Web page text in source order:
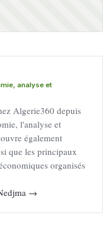
analyse et
Algerie360 depuis
l'analyse et
également
que les principaux
organisés
→